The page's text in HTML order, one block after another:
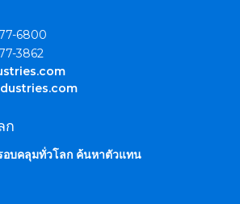
6800
3862
ก
บคลุมทั่วโลก ค้นหาตัวแทน